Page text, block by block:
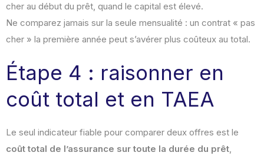
cher au début du prêt, quand le capital est élevé.
Ne comparez jamais sur la seule mensualité : un contrat « pas
cher » la première année peut s’avérer plus coûteux au total.
Étape 4 : raisonner en
coût total et en TAEA
Le seul indicateur fiable pour comparer deux offres est le
coût total de l’assurance sur toute la durée du prêt,